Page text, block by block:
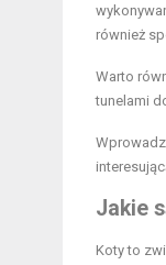
również
Warto
tunelami
Jakie
Koty to